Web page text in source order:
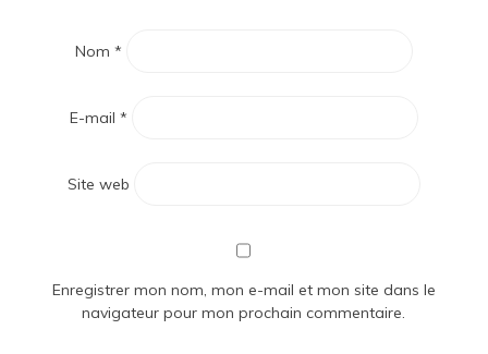
Nom *
E-mail *
Site web
Enregistrer mon nom, mon e-mail et mon site dans le
navigateur pour mon prochain commentaire.